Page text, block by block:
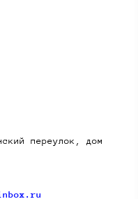
переулок, дом